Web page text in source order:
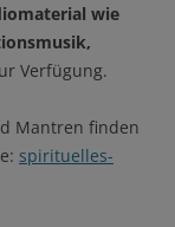
wie
Verfügung.
Mantren finden
spirituelles-